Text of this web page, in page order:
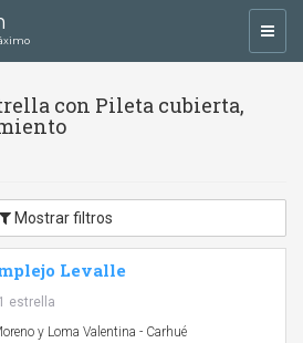
con Pileta cubierta,
Mostrar filtros
Levalle
1 estrella
y Loma Valentina - Carhué